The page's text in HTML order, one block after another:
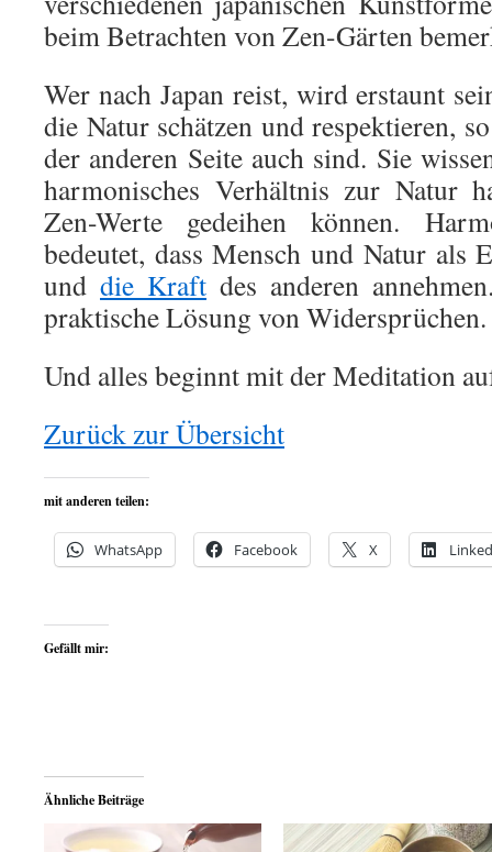
beim Betrachten von Zen-Gärten
Wer nach Japan reist, wird erstaunt
die Natur schätzen und respektieren,
der anderen Seite auch sind. Sie
harmonisches Verhältnis zur Natur
Zen-Werte gedeihen können.
bedeutet, dass Mensch und Natur als
und die Kraft des anderen
praktische Lösung von Widersprüchen.
Und alles beginnt mit der Meditation
Zurück zur Übersicht
mit anderen teilen:
WhatsApp Facebook X
Gefällt mir:
Ähnliche Beiträge